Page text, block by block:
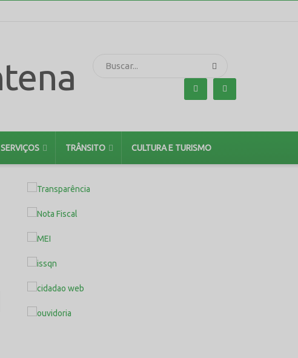
SERVIÇOS TRÂNSITO CULTURA E TURISMO